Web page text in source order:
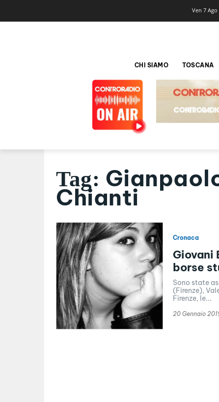
Ven 7 Ago
CHI SIAMO TOSCANA
Tag:
Chianti
Cronaca
Giovani
borse
Sono state
(Firenze),
Firenze, le...
20 Gennaio